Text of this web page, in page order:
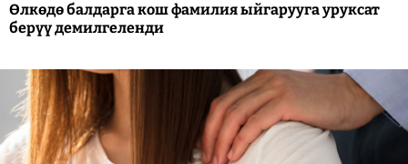
Өлкөдө балдарга кош фамилия ыйгарууга уруксат
берүү демилгеленди